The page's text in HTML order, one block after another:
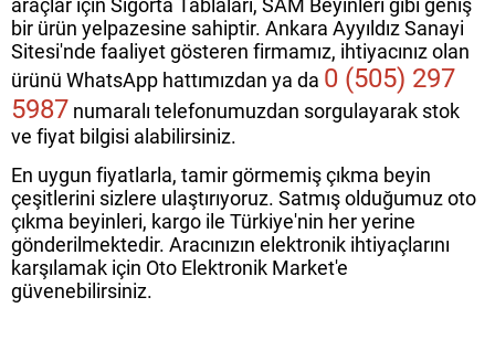
araçlar için Sigorta Tablaları, SAM Beyinleri gibi geniş
bir ürün yelpazesine sahiptir. Ankara Ayyıldız Sanayi
Sitesi'nde faaliyet gösteren firmamız, ihtiyacınız olan
ürünü WhatsApp hattımızdan ya da 0 (505) 297
5987 numaralı telefonumuzdan sorgulayarak stok
ve fiyat bilgisi alabilirsiniz.
En uygun fiyatlarla, tamir görmemiş çıkma beyin
çeşitlerini sizlere ulaştırıyoruz. Satmış olduğumuz oto
çıkma beyinleri, kargo ile Türkiye'nin her yerine
gönderilmektedir. Aracınızın elektronik ihtiyaçlarını
karşılamak için Oto Elektronik Market'e
güvenebilirsiniz.